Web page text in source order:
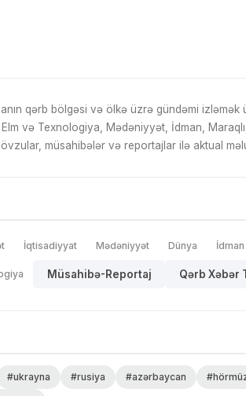
qərb bölgəsi və ölkə üzrə gündəmi izləmək
və Texnologiya, Mədəniyyət, İdman,
müsahibələr və reportajlar ilə aktual
İqtisadiyyat Mədəniyyət Dünya İdman
Müsahibə-Reportaj Qərb Xəbər
#ukrayna #rusiya #azərbaycan